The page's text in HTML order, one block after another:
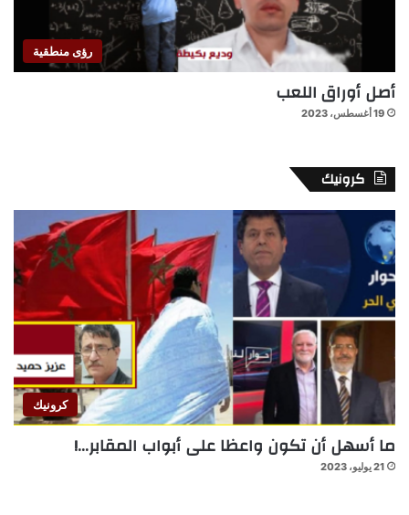
رؤى منطقية
أصل أوراق اللعب
19 أغسطس، 2023
كرونيك
كرونيك
ما أسهل أن تكون واعظا على أبواب المقابر…!
21 يوليو، 2023